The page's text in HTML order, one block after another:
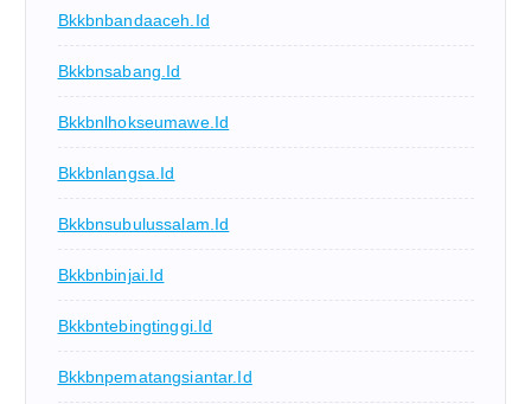
Bkkbnbandaaceh.id
Bkkbnsabang.id
Bkkbnlhokseumawe.id
Bkkbnlangsa.id
Bkkbnsubulussalam.id
Bkkbnbinjai.id
Bkkbntebingtinggi.id
Bkkbnpematangsiantar.id